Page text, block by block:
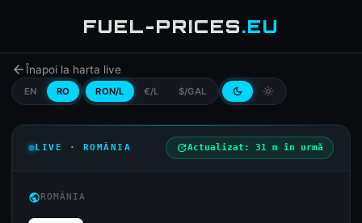
FUEL-PRICES.EU
arrow_backÎnapoi la harta live
EN RO RON/L €/L $/GAL dark_mode light_mode
LIVE · ROMÂNIA updateActualizat: 31 m în urmă
publicROMÂNIA